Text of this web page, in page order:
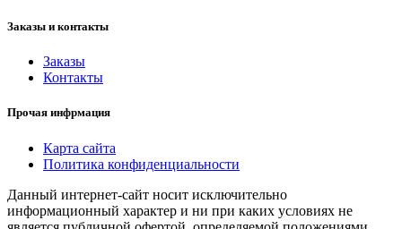
Заказы и контакты
Заказы
Контакты
Прочая инфрмация
Карта сайта
Политика конфиденциальности
Данный интернет-сайт носит исключительно
информационный характер и ни при каких условиях не